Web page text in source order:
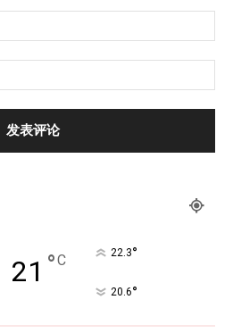
21 °C 22.3°
20.6°